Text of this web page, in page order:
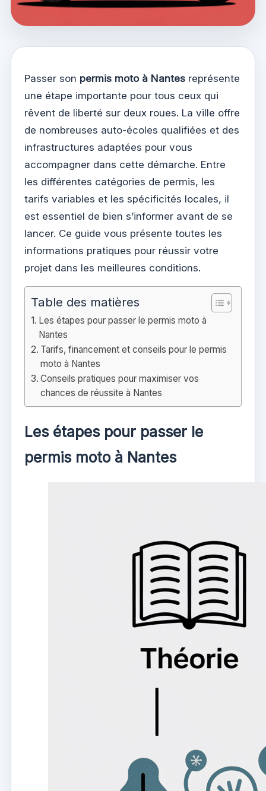
Passer son permis moto à Nantes représente
une étape importante pour tous ceux qui
rêvent de liberté sur deux roues. La ville offre
de nombreuses auto-écoles qualifiées et des
infrastructures adaptées pour vous
accompagner dans cette démarche. Entre
les différentes catégories de permis, les
tarifs variables et les spécificités locales, il
est essentiel de bien s’informer avant de se
lancer. Ce guide vous présente toutes les
informations pratiques pour réussir votre
projet dans les meilleures conditions.
Table des matières
Les étapes pour passer le permis moto à
Nantes
Tarifs, financement et conseils pour le permis
moto à Nantes
Conseils pratiques pour maximiser vos
chances de réussite à Nantes
Les étapes pour passer le
permis moto à Nantes